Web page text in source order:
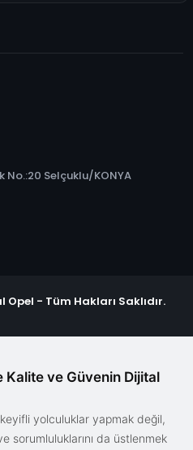
No.:20 Selçuklu/KONYA
- Tüm Hakları Saklıdır.
ve Güvenin Dijital
yolculuklar yapmak değil,
sorumluluklarını da üstlenmek